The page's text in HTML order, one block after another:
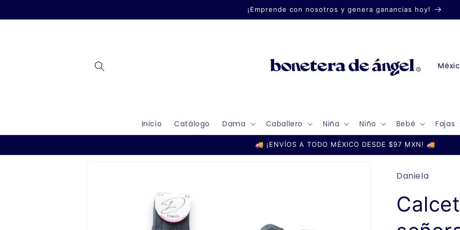
al contenido
¡Emprende con nosotros y genera ganancias hoy!
Inicio Catálogo Dama Caballero Niña Niño Bebé Fajas
P
/
r
e
ó
n
🚚 ¡ENVÍOS A TODO MÉXICO DESDE $97 MXN! 🚚
Ir
Daniela